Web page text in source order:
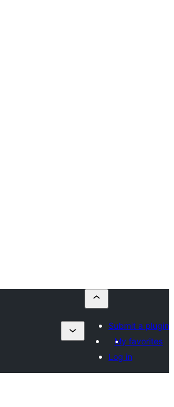
Submit a plugin
My favorites
Log in